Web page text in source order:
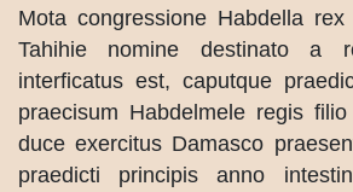
Mota congressione Habdella
Tahihie nomine destinato a
interficatus est, caputque
praecisum Habdelmele regis
duce exercitus Damasco
praedicti principis anno